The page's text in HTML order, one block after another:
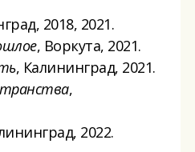
2018, 2021.
, Воркута, 2021.
, Калининград, 2021.
,
2022.